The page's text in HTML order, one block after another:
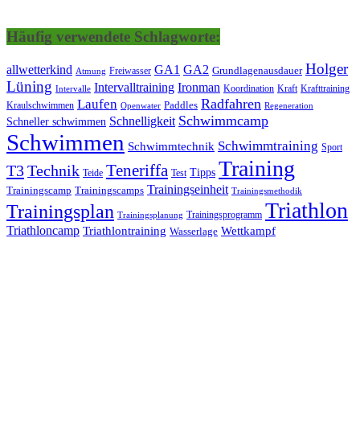
Häufig verwendete Schlagworte:
allwetterkind Atmung Freiwasser GA1 GA2 Grundlagenausdauer Holger
Lüning Intervalle Intervalltraining Ironman Koordination Kraft Krafttraining
Kraulschwimmen Laufen Openwater Paddles Radfahren Regeneration
Schneller schwimmen Schnelligkeit Schwimmcamp
Schwimmen Schwimmtechnik Schwimmtraining Sport
T3Technik Teide Teneriffa Test Tipps Training
Trainingscamp Trainingscamps Trainingseinheit Trainingsmethodik
Trainingsplan Trainingsplanung Trainingsprogramm Triathlon
Triathloncamp Triathlontraining Wasserlage Wettkampf